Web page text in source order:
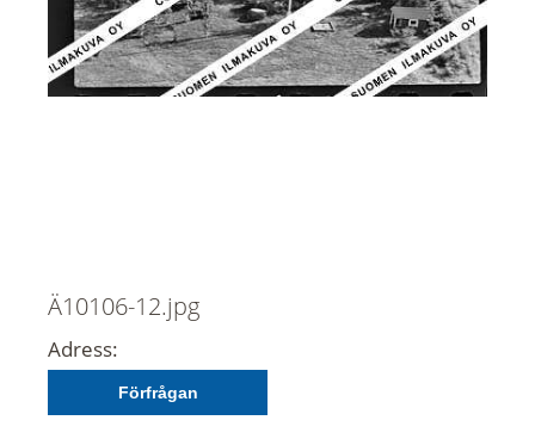
Ä10106-12.jpg
Adress:
Förfrågan